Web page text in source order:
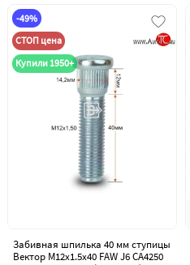
-49%
СТОП цена
Купили 1950+
Забивная шпилька 40 мм ступицы
Вектор M12x1.5x40 FAW J6 СА4250